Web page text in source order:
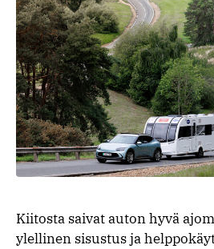
Kiitosta saivat auton hyvä
ylellinen sisustus ja